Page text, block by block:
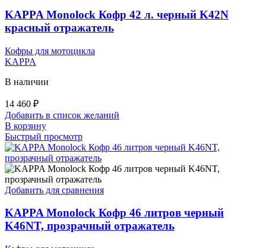
KAPPA Monolock Кофр 42 л. черный K42N
красный отражатель
Кофры для мотоцикла
KAPPA
В наличии
14 460 ₽
Добавить в список желаний
В корзину
Быстрый просмотр
Добавить для сравнения
KAPPA Monolock Кофр 46 литров черный
K46NT, прозрачный отражатель